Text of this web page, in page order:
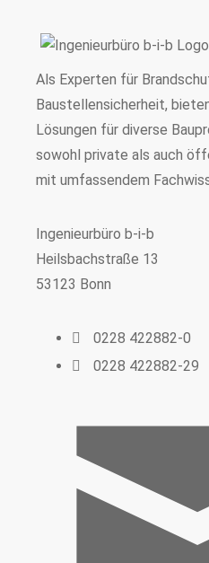
Als Experten für
Baustellensicherheit,
Lösungen für diverse
sowohl private als auch
mit umfassendem
Ingenieurbüro b-i-b
Heilsbachstraße 13
53123 Bonn
0228 422882-0
0228 422882-29